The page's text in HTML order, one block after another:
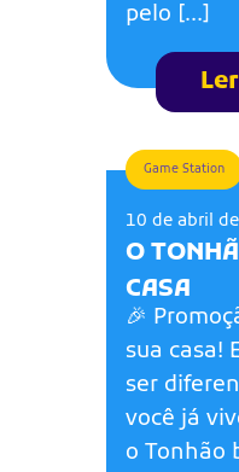
pelo […]
Game Station
10 de abril
O
CASA
🎉
sua casa!
ser
você já
o Tonhão